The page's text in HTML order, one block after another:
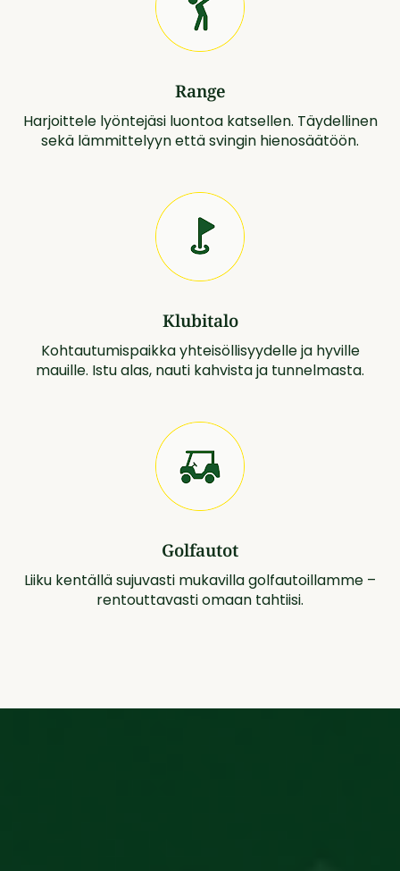
Range
Harjoittele lyöntejäsi luontoa katsellen. Täydellinen
sekä lämmittelyyn että svingin hienosäätöön.
Klubitalo
Kohtautumispaikka yhteisöllisyydelle ja hyville
mauille. Istu alas, nauti kahvista ja tunnelmasta.
Golfautot
Liiku kentällä sujuvasti mukavilla golfautoillamme –
rentouttavasti omaan tahtiisi.